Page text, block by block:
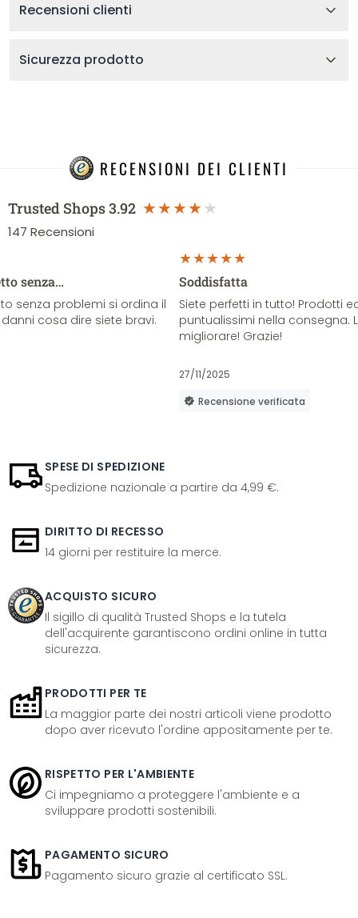
Recensioni clienti
Sicurezza prodotto
RECENSIONI DEI CLIENTI
Trusted Shops3.92
147 Recensioni
senza…
senza problemi si ordina il
cosa dire siete bravi.
Soddisfatta
Siete perfetti in tutto! Prodotti
puntualissimi nella consegna.
migliorare! Grazie!
27/11/2025
Recensione verificata
SPESE DI SPEDIZIONE
Spedizione nazionale a partire da 4,99 €.
DIRITTO DI RECESSO
14 giorni per restituire la merce.
ACQUISTO SICURO
Il sigillo di qualità Trusted Shops e la tutela
dell'acquirente garantiscono ordini online in tutta
sicurezza.
PRODOTTI PER TE
La maggior parte dei nostri articoli viene prodotto
dopo aver ricevuto l'ordine appositamente per te.
RISPETTO PER L'AMBIENTE
Ci impegniamo a proteggere l'ambiente e a
sviluppare prodotti sostenibili.
PAGAMENTO SICURO
Pagamento sicuro grazie al certificato SSL.